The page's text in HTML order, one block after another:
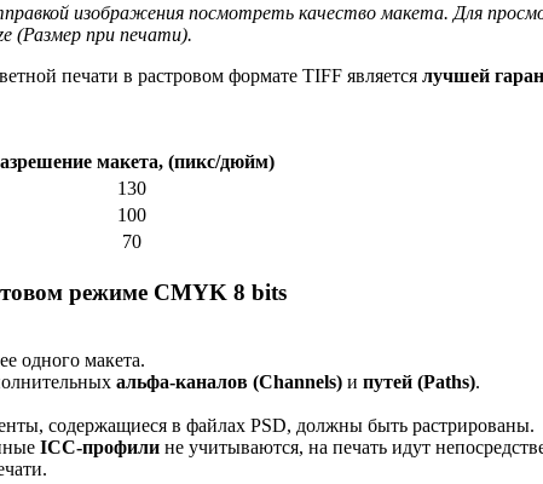
изображения посмотреть качество макета. Для
(Размер при печати).
печати в растровом формате TIFF является лучшей
макета, (пикс/дюйм)
130
100
70
режиме CMYK 8 bits
одного макета.
альфа-каналов (Channels) и путей (Paths).
содержащиеся в файлах PSD, должны быть растрированы.
ICC-профили не учитываются, на печать идут